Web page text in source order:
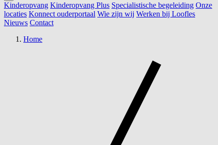
Kinderopvang Kinderopvang Plus Specialistische begeleiding Onze
locaties Konnect ouderportaal Wie zijn wij Werken bij Loofles
Nieuws Contact
Home